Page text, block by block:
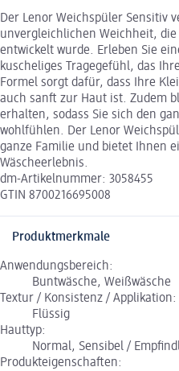
Der Lenor Weichspüler Sensitiv
unvergleichlichen Weichheit,
entwickelt wurde. Erleben Sie
kuscheliges Tragegefühl, das
Formel sorgt dafür, dass Ihre
auch sanft zur Haut ist. Zudem
erhalten, sodass Sie sich den
wohlfühlen. Der Lenor
ganze Familie und bietet Ihnen
Wäscheerlebnis.
dm-Artikelnummer: 3058455
GTIN 8700216695008
Produktmerkmale
Anwendungsbereich:
Buntwäsche, Weißwäsche
Textur / Konsistenz / Applikation:
Flüssig
Hauttyp:
Normal, Sensibel /
Produkteigenschaften: